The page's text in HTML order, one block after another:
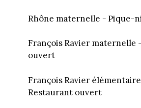
Rhône maternelle - Pique-
François Ravier maternelle
ouvert
François Ravier
Restaurant ouvert